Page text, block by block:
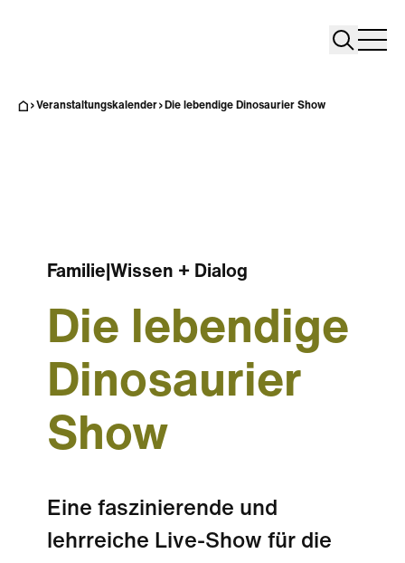
Search
Veranstaltungskalender Die lebendige Dinosaurier Show
Familie Wissen + Dialog
Die lebendige
Dinosaurier
Show
Eine faszinierende und
lehrreiche Live-Show für die